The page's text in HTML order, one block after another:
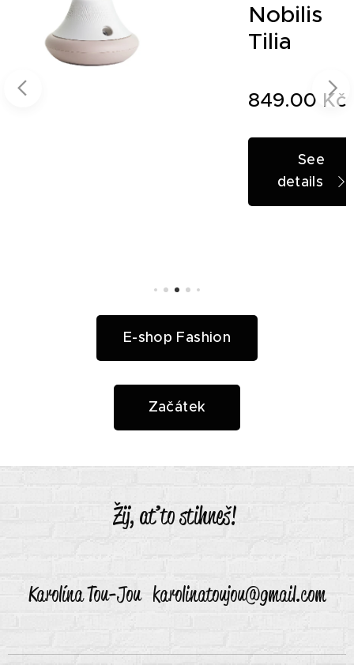
Nobilis
Tilia
849.00 Kč
See
details
E-shop Fashion
Začátek
Žij, ať to stihneš!
Karolína Tou-Jou karolinatoujou@gmail.com